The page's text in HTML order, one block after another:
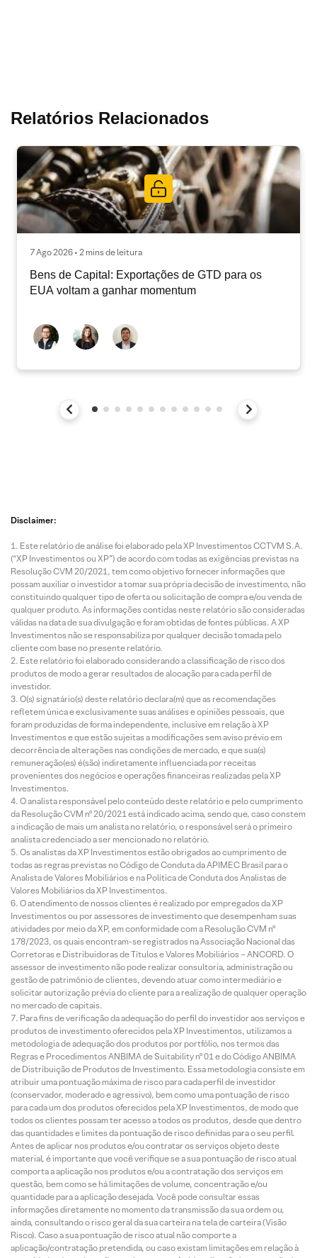
Relatórios Relacionados
7 Ago 2026 • 2 mins de leitura
Bens de Capital: Exportações de GTD para os
EUA voltam a ganhar momentum
Disclaimer:
Este relatório de análise foi elaborado pela XP Investimentos CCTVM S.A.
(“XP Investimentos ou XP”) de acordo com todas as exigências previstas na
Resolução CVM 20/2021, tem como objetivo fornecer informações que
possam auxiliar o investidor a tomar sua própria decisão de investimento, não
constituindo qualquer tipo de oferta ou solicitação de compra e/ou venda de
qualquer produto. As informações contidas neste relatório são consideradas
válidas na data de sua divulgação e foram obtidas de fontes públicas. A XP
Investimentos não se responsabiliza por qualquer decisão tomada pelo
cliente com base no presente relatório.
Este relatório foi elaborado considerando a classificação de risco dos
produtos de modo a gerar resultados de alocação para cada perfil de
investidor.
O(s) signatário(s) deste relatório declara(m) que as recomendações
refletem única e exclusivamente suas análises e opiniões pessoais, que
foram produzidas de forma independente, inclusive em relação à XP
Investimentos e que estão sujeitas a modificações sem aviso prévio em
decorrência de alterações nas condições de mercado, e que sua(s)
remuneração(es) é(são) indiretamente influenciada por receitas
provenientes dos negócios e operações financeiras realizadas pela XP
Investimentos.
O analista responsável pelo conteúdo deste relatório e pelo cumprimento
da Resolução CVM nº 20/2021 está indicado acima, sendo que, caso constem
a indicação de mais um analista no relatório, o responsável será o primeiro
analista credenciado a ser mencionado no relatório.
Os analistas da XP Investimentos estão obrigados ao cumprimento de
todas as regras previstas no Código de Conduta da APIMEC Brasil para o
Analista de Valores Mobiliários e na Política de Conduta dos Analistas de
Valores Mobiliários da XP Investimentos.
O atendimento de nossos clientes é realizado por empregados da XP
Investimentos ou por assessores de investimento que desempenham suas
atividades por meio da XP, em conformidade com a Resolução CVM nº
178/2023, os quais encontram-se registrados na Associação Nacional das
Corretoras e Distribuidoras de Títulos e Valores Mobiliários – ANCORD. O
assessor de investimento não pode realizar consultoria, administração ou
gestão de patrimônio de clientes, devendo atuar como intermediário e
solicitar autorização prévia do cliente para a realização de qualquer operação
no mercado de capitais.
Para fins de verificação da adequação do perfil do investidor aos serviços e
produtos de investimento oferecidos pela XP Investimentos, utilizamos a
metodologia de adequação dos produtos por portfólio, nos termos das
Regras e Procedimentos ANBIMA de Suitability nº 01 e do Código ANBIMA
de Distribuição de Produtos de Investimento. Essa metodologia consiste em
atribuir uma pontuação máxima de risco para cada perfil de investidor
(conservador, moderado e agressivo), bem como uma pontuação de risco
para cada um dos produtos oferecidos pela XP Investimentos, de modo que
todos os clientes possam ter acesso a todos os produtos, desde que dentro
das quantidades e limites da pontuação de risco definidas para o seu perfil.
Antes de aplicar nos produtos e/ou contratar os serviços objeto deste
material, é importante que você verifique se a sua pontuação de risco atual
comporta a aplicação nos produtos e/ou a contratação dos serviços em
questão, bem como se há limitações de volume, concentração e/ou
quantidade para a aplicação desejada. Você pode consultar essas
informações diretamente no momento da transmissão da sua ordem ou,
ainda, consultando o risco geral da sua carteira na tela de carteira (Visão
Risco). Caso a sua pontuação de risco atual não comporte a
aplicação/contratação pretendida, ou caso existam limitações em relação à